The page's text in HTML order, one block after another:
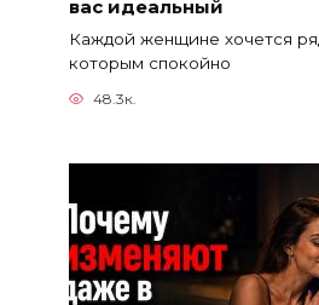
вас идеальный
Каждой женщине хочется
которым спокойно
48.3к.